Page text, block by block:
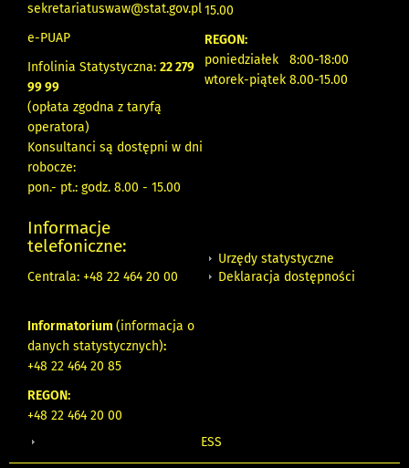
sekretariatuswaw@stat.gov.pl
e-PUAP
Infolinia Statystyczna: 22 279
99 99
(opłata zgodna z taryfą
operatora)
Konsultanci są dostępni w dni
robocze:
pon.- pt.: godz. 8.00 - 15.00
15.00
REGON:
poniedziałek 8:00-18:00
wtorek-piątek 8.00-15.00
Informacje
telefoniczne:
Centrala: +48 22 464 20 00
Informatorium (informacja o
danych statystycznych):
+48 22 464 20 85
REGON:
+48 22 464 20 00
Urzędy statystyczne
Deklaracja dostępności
ESS